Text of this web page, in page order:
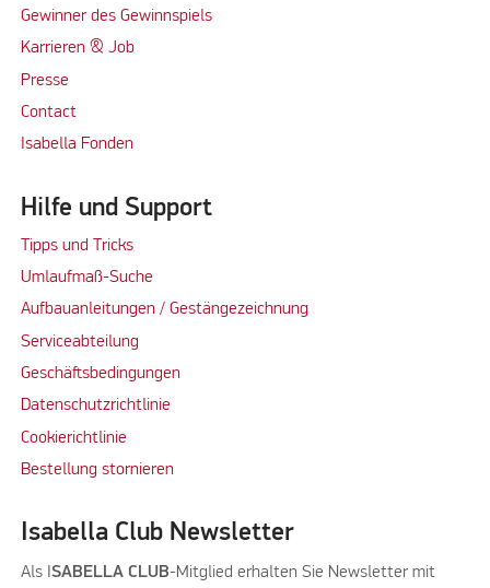
Gewinner des Gewinnspiels
Karrieren & Job
Presse
Contact
Isabella Fonden
Hilfe und Support
Tipps und Tricks
Umlaufmaß-Suche
Aufbauanleitungen / Gestängezeichnung
Serviceabteilung
Geschäftsbedingungen
Datenschutzrichtlinie
Cookierichtlinie
Bestellung stornieren
Isabella Club Newsletter
Als I SABELLA CLUB-Mitglied erhalten Sie Newsletter mit